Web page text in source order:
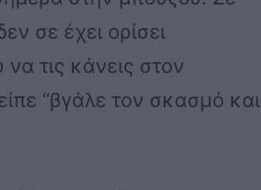
σε έχει ορίσει
τις κάνεις στον
“βγάλε τον σκασμό και